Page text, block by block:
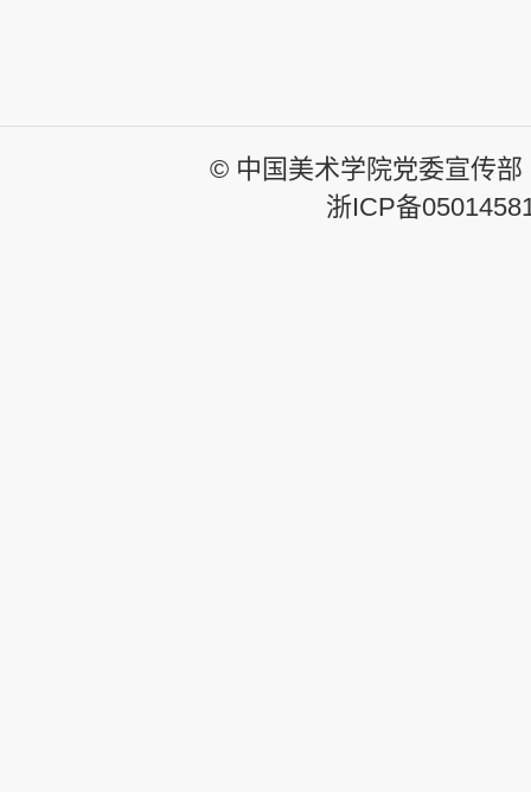
© 中国美术学院党委宣传
浙ICP备